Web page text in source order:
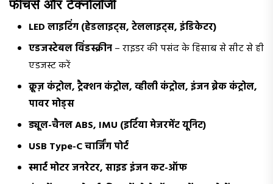
फीचर्स और टेक्नोलॉजी
LED लाइटिंग (हेडलाइट्स, टेललाइट्स, इंडिकेटर)
एडजस्टेबल विंडस्क्रीन– राइडर की पसंद के हिसाब से सीट से ही
एडजस्ट करें
क्रूज़ कंट्रोल, ट्रैक्शन कंट्रोल, व्हीली कंट्रोल, इंजन ब्रेक कंट्रोल,
पावर मोड्स
ड्यूल-चैनल ABS, IMU (इर्टिया मेजरमेंट यूनिट)
USB Type-C चार्जिंग पोर्ट
स्मार्ट मोटर जनरेटर, साइड इंजन कट-ऑफ